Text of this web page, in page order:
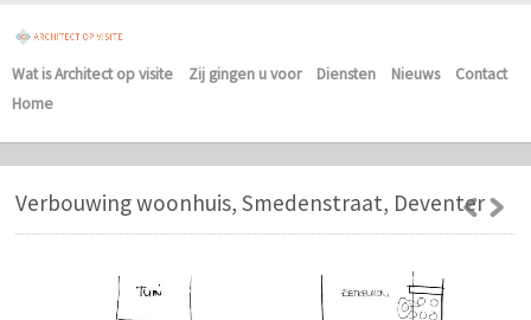
Wat is Architect op visite Zij gingen u voor Diensten Nieuws
Contact
Home
Verbouwing woonhuis, Smedenstraat, Deventer